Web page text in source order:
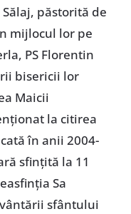
păstorită de
mijlocul lor pe
PS Florentin
bisericii lor
Maicii
la citirea
în anii 2004-
sfințită la 11
Sa
sfântului